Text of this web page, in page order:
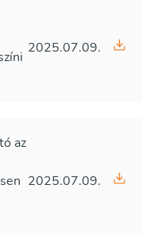
2025.07.09.
az
2025.07.09.